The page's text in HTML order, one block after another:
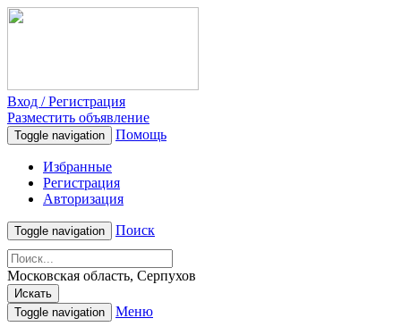
Вход / Регистрация
Разместить объявление
Toggle navigation Помощь
Избранные
Регистрация
Авторизация
Toggle navigation Поиск
Московская область, Серпухов
Искать
Toggle navigation
Меню